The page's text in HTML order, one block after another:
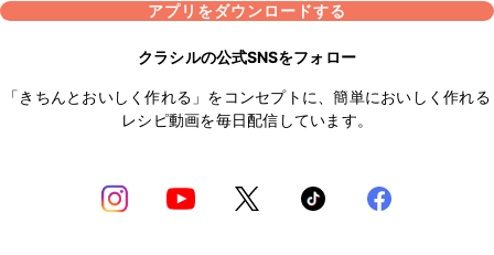
アプリをダウンロードする
クラシルの公式SNSをフォロー
「きちんとおいしく作れる」をコンセプトに、簡単においしく作れる
レシピ動画を毎日配信しています。